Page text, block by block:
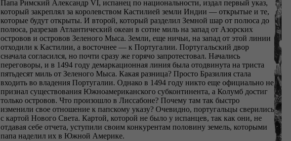
Папа Римский Александр VI, испанец по национальности, издал первый указ,
который закреплял за королевством Кастилией земли Индии — открытые и те,
которые будут открыты. И второй, который разделил Земной шар от полюса до
полюса, разрезав Атлантический океан в сотне миль на запад от Азорских
островов и островов Зеленого Мыса. Земли, еще ничьи, на запад от этой линии
отходили к Кастилии, а восточнее — к Португалии. Португальский двор
сначала согласился, но почти сразу же горячо запротестовал. Начались
переговоры, и в 1494 году демаркационная линия была отодвинута на триста
пятьдесят миль от Зеленого Мыса. Какая разница? Просто Бразилия стала
входить во владения Португалии. Однако в 1494 году никто еще официально не
признал существования Южноамериканского субконтинента, а Колумб достиг
только островов. Что произошло в Лиссабоне? Почему там так быстро
изменили свое отношение к папскому указу? Очевидно, португальцы сверились
с картой Нового Света. Картой, которой не было у испанцев, так как они, не
отдавая себе отчета, уступили своим конкурентам половину земель, которыми
папа наделил их в Южной Америке.